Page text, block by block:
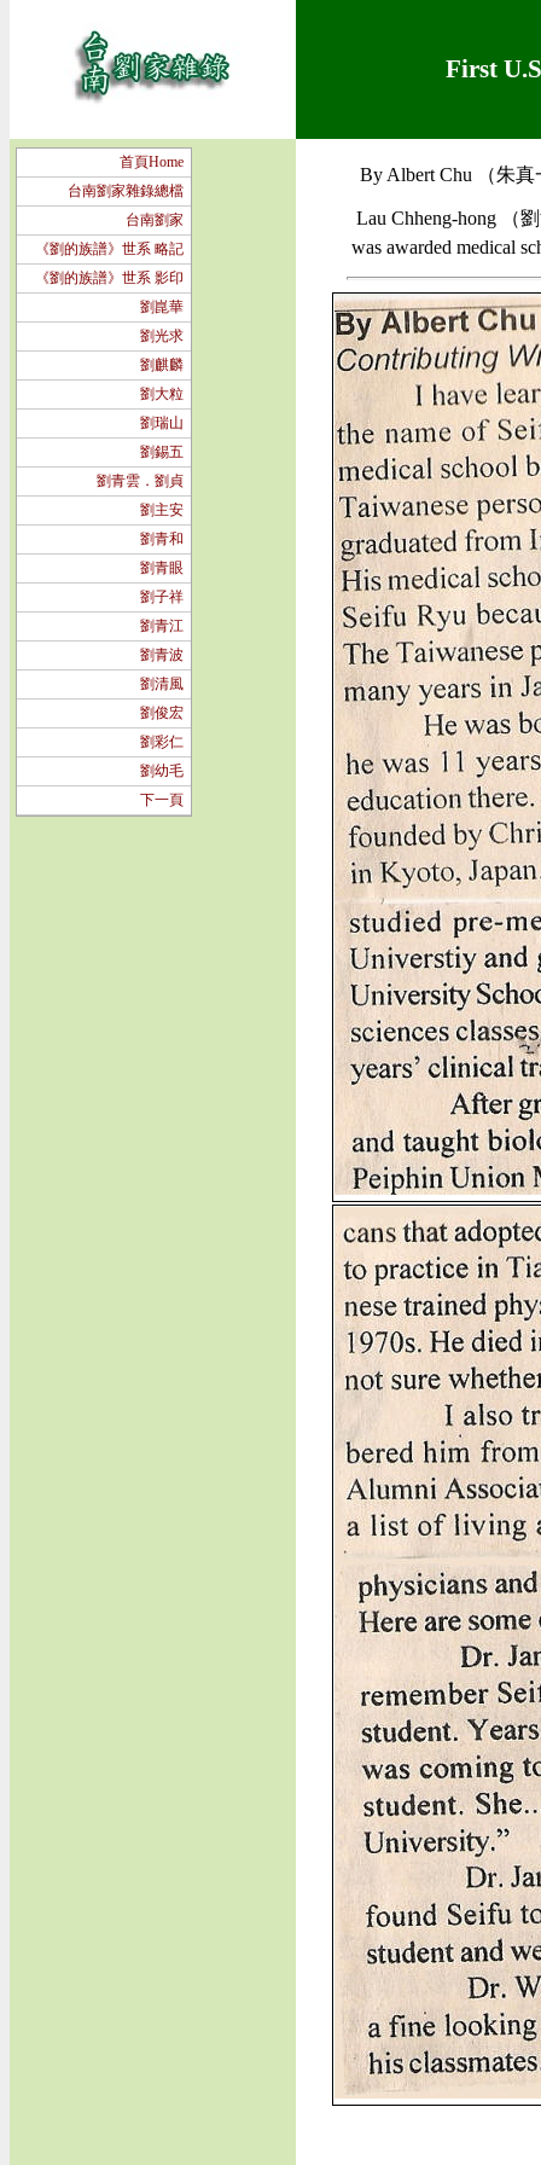
First
首頁Home
台南劉家雜錄總檔
台南劉家
《劉的族譜》世系 略記
《劉的族譜》世系 影印
劉崑華
劉光求
劉麒麟
劉大粒
劉瑞山
劉錫五
劉青雲．劉貞
劉主安
劉青和
劉青眼
劉子祥
劉青江
劉青波
劉清風
劉俊宏
劉彩仁
劉幼毛
下一頁
By Albert Chu （朱真
Lau Chheng-hong （
was awarded medical